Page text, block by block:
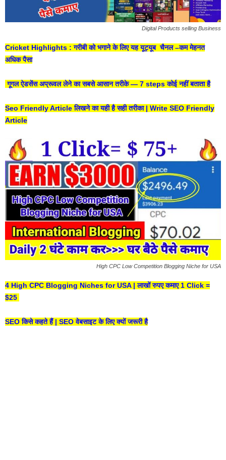
Digital Products selling Business
Cricket Highlights : गरीबी को भगाने के लिए यह यूट्यूब चैनल –कम मेहनत
अधिक पैसा
गूगल ऐडसेंस अप्रूवल लेने का सबसे आसान तरीके — 7 steps कोई नहीं बताता है
Seo Friendly Article लिखने का यही है सही तरीका | Write SEO Friendly
Article
High CPC Low Competition Blogging Niche for USA
4 High CPC Blogging Niches for USA | लाखों रुपए कमाए 1 Click =
$25
SEO किसे कहते हैं | SEO वेबसाइट के लिए क्यों जरूरी है